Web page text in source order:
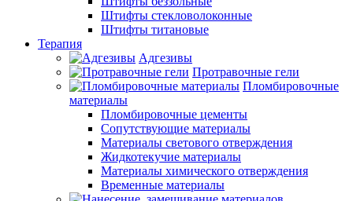
Штифты стекловолоконные
Штифты титановые
Терапия
Адгезивы
Протравочные гели
Пломбировочные
материалы
Пломбировочные цементы
Сопутствующие материалы
Материалы светового отверждения
Жидкотекучие материалы
Материалы химического отверждения
Временные материалы